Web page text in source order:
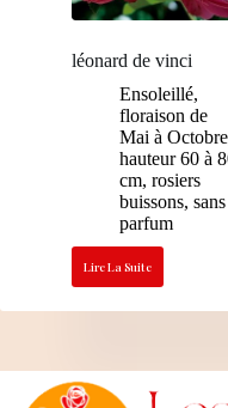
léonard de vinci
Ensoleillé,
floraison de
Mai à Octobre
hauteur 60 à
cm, rosiers
buissons, sans
parfum
Lire La Suite